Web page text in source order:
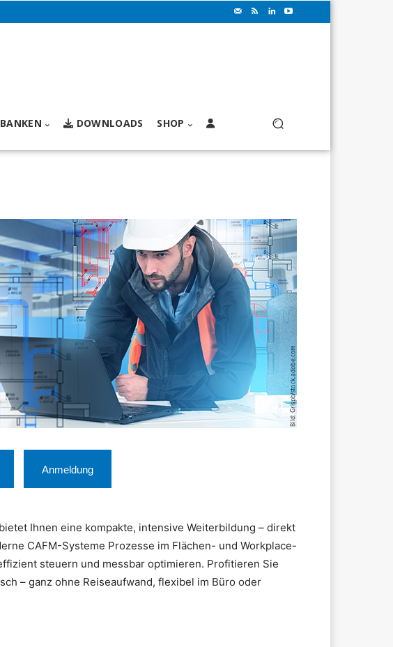
DOWNLOADS SHOP
Anmeldung
bietet Ihnen eine kompakte, intensive Weiterbildung – direkt
CAFM-Systeme Prozesse im Flächen- und Workplace-
steuern und messbar optimieren. Profitieren Sie
– ganz ohne Reiseaufwand, flexibel im Büro oder